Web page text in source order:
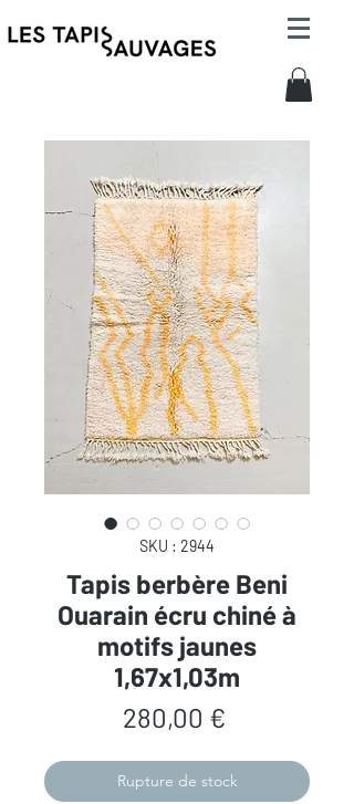
SKU : 2944
Tapis berbère Beni
Ouarain écru chiné à
motifs jaunes
1,67x1,03m
280,00 €
Rupture de stock